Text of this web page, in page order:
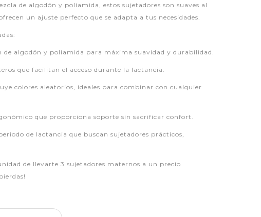
de algodón y poliamida, estos sujetadores son suaves al
un ajuste perfecto que se adapta a tus necesidades.
de algodón y poliamida para máxima suavidad y durabilidad.
que facilitan el acceso durante la lactancia.
colores aleatorios, ideales para combinar con cualquier
que proporciona soporte sin sacrificar confort.
de lactancia que buscan sujetadores prácticos,
de llevarte 3 sujetadores maternos a un precio